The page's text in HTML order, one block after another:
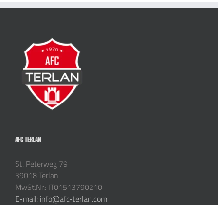
AFC TERLAN
St. Peterweg 79
39018 Terlan
MwSt.Nr.: IT01513790210
E-mail: info@afc-terlan.com